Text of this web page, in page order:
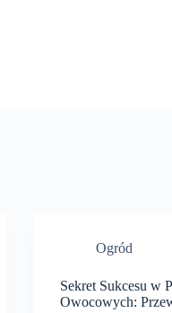
Ogród
Sekret Sukcesu w
Owocowych: